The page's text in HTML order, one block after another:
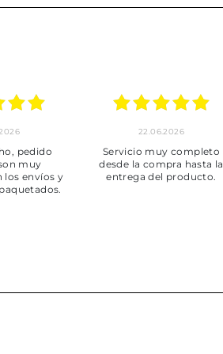
pedido
muy
los envíos y
22.06.2026
Servicio muy completo
desde la compra hasta la
entrega del producto.